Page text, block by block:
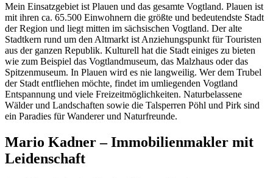
Mein Einsatzgebiet ist Plauen und das gesamte Vogtland. Plauen ist
mit ihren ca. 65.500 Einwohnern die größte und bedeutendste Stadt
der Region und liegt mitten im sächsischen Vogtland. Der alte
Stadtkern rund um den Altmarkt ist Anziehungspunkt für Touristen
aus der ganzen Republik. Kulturell hat die Stadt einiges zu bieten
wie zum Beispiel das Vogtlandmuseum, das Malzhaus oder das
Spitzenmuseum. In Plauen wird es nie langweilig. Wer dem Trubel
der Stadt entfliehen möchte, findet im umliegenden Vogtland
Entspannung und viele Freizeitmöglichkeiten. Naturbelassene
Wälder und Landschaften sowie die Talsperren Pöhl und Pirk sind
ein Paradies für Wanderer und Naturfreunde.
Mario Kadner – Immobilienmakler mit
Leidenschaft